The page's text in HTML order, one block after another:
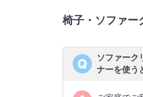
椅子・ソファー
ソファーク
ナーを使う